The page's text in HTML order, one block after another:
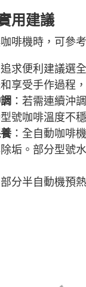
用建議
啡機時，可參
追求便利建議選
享受手作過程
：若需連續沖
號咖啡溫度不穩
：全自動咖啡
垢。部分型號
部分半自動機預